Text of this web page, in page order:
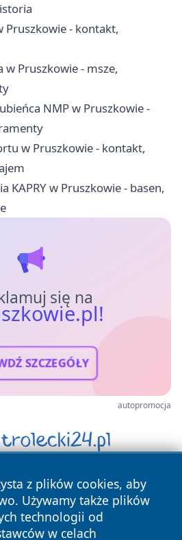
Pruszkowie - kontakt,
w Pruszkowie - msze,
NMP w Pruszkowie -
w Pruszkowie - kontakt,
KAPRY w Pruszkowie - basen,
się na
SZCZEGÓŁY
autopromocja
z plików cookies, aby
Używamy także plików
technologii od
w celach